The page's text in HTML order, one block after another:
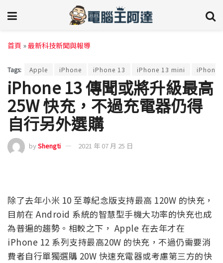
首頁 »最新科技新聞與報導
Tags: Apple iPhone iPhone 13 iPhone 13 mini iPhone
iPhone 13 傳聞或將升級最高
25W 快充，不過充電器仍得
自行另外選購
byShengti 2021 年 07 月 25 日
除了去年小米 10 至尊紀念版支持最高 120W 的快充，
目前在 Android 系統的智慧型手機大功率的快充也成
為普遍的趨勢。相較之下， Apple 在去年才在
iPhone 12 系列支持最高20W 的快充，不過仍需要消
費者自行單獨選購 20W 快速充電器或考慮第三方的快